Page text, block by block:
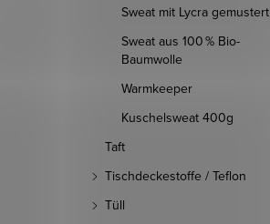
Sweat mit Lycra gemustert
Sweat aus 100 % Bio-
Baumwolle
Warmkeeper
Kuschelsweat 400g
Taft
Tischdeckestoffe / Teflon
Tüll